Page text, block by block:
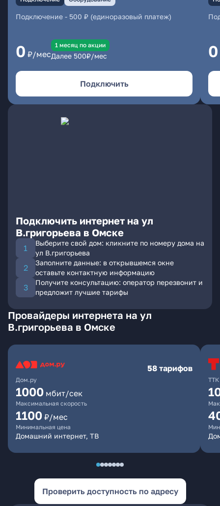
Подключение - 500 ₽ (единоразовый платеж)
0 ₽/мес
1 месяц по акции
Далее 500₽/мес
Подключить
0
Подключить интернет на ул
В.григорьева в Омске
Выберите свой дом: кликните по номеру дома на
ул В.григорьева
Заполните данные: в открывшемся окне
оставьте контактную информацию
Получите консультацию: оператор перезвонит и
предложит лучшие тарифы
Провайдеры интернета на ул
В.григорьева в Омске
Дом.ру
58 тарифов
1000 мбит/сек
Максимальная скорость
1100 ₽/мес
Минимальная цена
Домашний интернет, ТВ
ТТК
Проверить доступность по адресу